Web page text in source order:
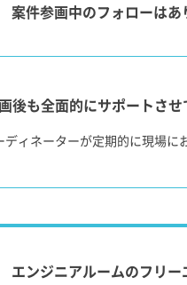
案件参画中のフォローはあ
後も全面的にサポートさせ
ディネーターが定期的に現場に
エンジニアルームのフリ